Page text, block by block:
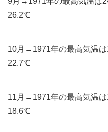
26.2℃
10月→1971年の最高気温
22.7℃
11月→1971年の最高気温
18.6℃